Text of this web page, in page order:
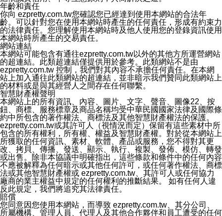
年齡和責任
你向 ezpretty.com.tw您確認您已經達到使用本網站的合法年
齡。可以針對您在使用本網站時產生的任何責任，形成有約束力
的法律責任。您理解使用本網站時及他人使用您的登錄資訊使用
本網站時所產生的交易責任。
網站連結
本網站可能包含有通往ezpretty.com.tw以外的其他方所運營網站
的超連結。此類超連結僅提供用於參考。此類網站不是由
ezpretty.com.tw 控制，我們對其內容不承擔任何責任。在本網
站上加入通往此類網站的超連結，並非暗示我們贊同此類網站上
的材料或是與其經營人之間存在任何聯繫。
智慧財產權聲明
本網站上的所有資訊、內容、圖片、文字、聲音、圖像22、按
鈕、商標、服務標章及商品名稱均受中華民國國家法律及國際條
約中所包含的著作權法、商標法及其他智慧財產權法的保護。
ezpretty.com.tw或其許可人（視情況而定）保留有這些素材中所
包含的所有權利，所有權、權益及智慧財產權。對於從本網站上
所獲取的任何資訊、素材、軟體、產品或服務，您不得對其更
改、拷貝、傳播、發送、顯示、執行、複製、發佈、模仿、轉發
或出售。除非本協議中明確指出，這些條款和條件中的任何內容
不應被解釋為任何暗示或其他任何許可，或任何著作權法、商標
法或其他智慧財產權或 ezpretty.com.tw、其許可人或任何協力
廠商的業主權益中規定的任何權利的推斷結果。 如有任何人違
反此規定，我們將追究其法律責任。
賠償
您同意因您使用本網站，而導致 ezpretty.com.tw、其分公司、
所屬機構、管理人員、代理人及其他合作夥伴和員工遭受的任何